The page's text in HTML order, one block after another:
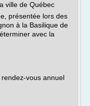
ville de Québec
présentée lors des
à la Basilique de
avec la
vous annuel